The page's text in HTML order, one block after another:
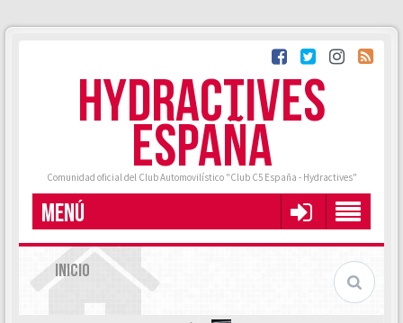
HYDRACTIVES
ESPAÑA
Comunidad oficial del Club Automovilístico "Club C5 España - Hydractives"
MENÚ
INICIO